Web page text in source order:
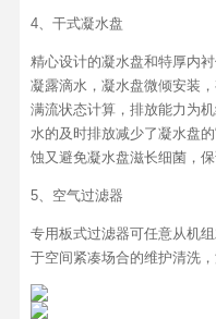
4、干式凝水盘
精心设计的凝水盘和特厚内
凝露滴水，凝水盘微倾安装
满流状态计算，排放能力为
水的及时排放减少了凝水盘
蚀又避免凝水盘滋长细菌，保
5、空气过滤器
专用板式过滤器可任意从机
于空间紧凑场合的维护清洗